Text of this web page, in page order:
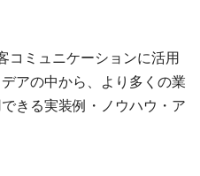
コミュニケーションに活用
アの中から、より多くの業
きる実装例・ノウハウ・ア